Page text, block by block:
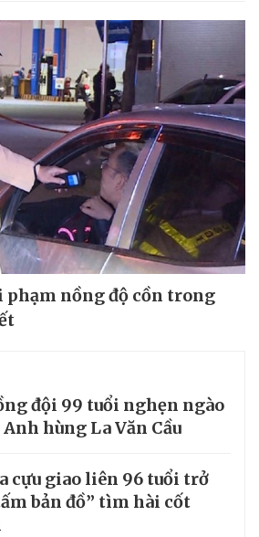
phạm nồng độ cồn trong
đội 99 tuổi nghẹn ngào
hùng La Văn Cầu
cựu giao liên 96 tuổi trở
bản đồ” tìm hài cốt